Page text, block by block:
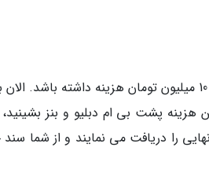
به گزارش هنجس بلاگ، خبرنگاران- اجاره روزانه خودرو گاهی می تواند بیشتر از 10 میلیون تومان هزینه داشته
با کمترین هزینه پشت بی ام دبلیو و بنز
احتمالا موقع تحویل دست کم 10 درصد اجاره نهایی را دریافت می نمایند و از